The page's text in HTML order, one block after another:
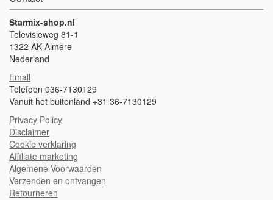
Starmix-shop.nl
Televisieweg 81-1
1322 AK Almere
Nederland
Email
Telefoon 036-7130129
Vanuit het buitenland +31 36-7130129
Privacy Policy
Disclaimer
Cookie verklaring
Affiliate marketing
Algemene Voorwaarden
Verzenden en ontvangen
Retourneren